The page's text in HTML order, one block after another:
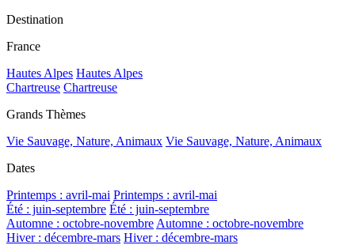
Destination
France
Hautes Alpes Hautes Alpes
Chartreuse Chartreuse
Grands Thèmes
Vie Sauvage, Nature, Animaux Vie Sauvage, Nature, Animaux
Dates
Printemps : avril-mai Printemps : avril-mai
Été : juin-septembre Été : juin-septembre
Automne : octobre-novembre Automne : octobre-novembre
Hiver : décembre-mars Hiver : décembre-mars